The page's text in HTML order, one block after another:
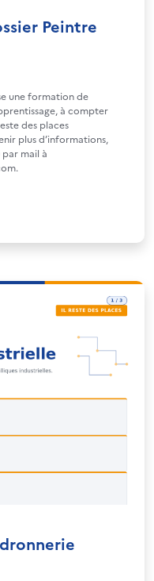
Peintre
une formation de
à compter
des places
plus d’informations,
mail à